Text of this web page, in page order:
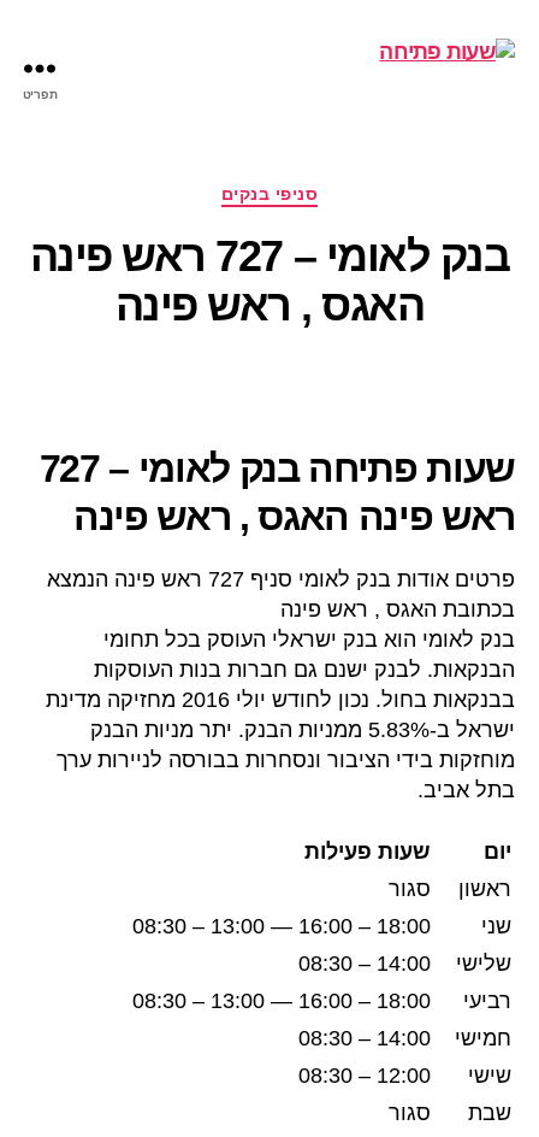
תפריט
קטגוריות
סניפי בנקים
בנק לאומי – 727 ראש פינה
האגס , ראש פינה
שעות פתיחה בנק לאומי – 727
ראש פינה האגס , ראש פינה
פרטים אודות בנק לאומי סניף 727 ראש פינה הנמצא
בכתובת האגס , ראש פינה
בנק לאומי הוא בנק ישראלי העוסק בכל תחומי
הבנקאות. לבנק ישנם גם חברות בנות העוסקות
בבנקאות בחול. נכון לחודש יולי 2016 מחזיקה מדינת
ישראל ב-5.83% ממניות הבנק. יתר מניות הבנק
מוחזקות בידי הציבור ונסחרות בבורסה לניירות ערך
בתל אביב.
יום
שעות פעילות
ראשון
סגור
שני
18:00 – 16:00 — 13:00 – 08:30
שלישי
14:00 – 08:30
רביעי
18:00 – 16:00 — 13:00 – 08:30
חמישי
14:00 – 08:30
שישי
12:00 – 08:30
שבת
סגור